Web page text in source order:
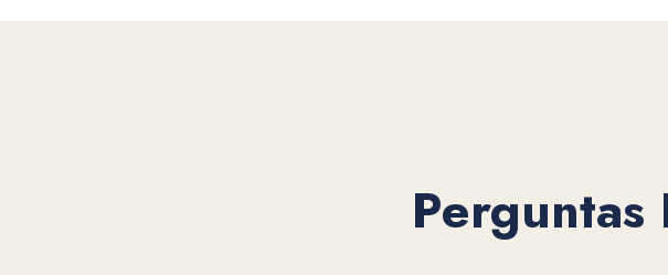
Perguntas